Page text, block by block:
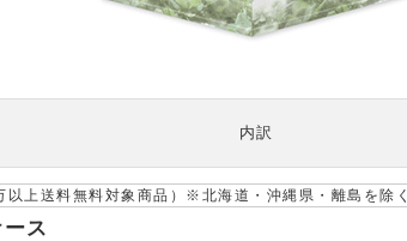
内訳
以上送料無料対象商品）※北海道・沖縄県・離島を除く
ス